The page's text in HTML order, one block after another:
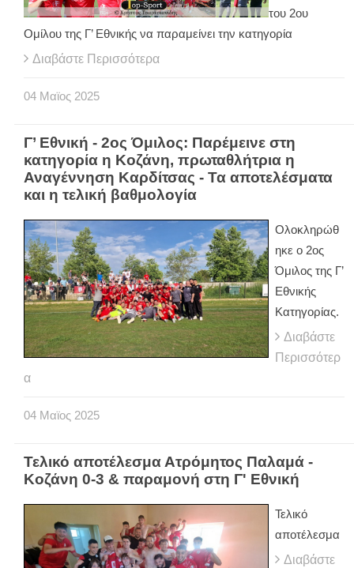
του 2ου
Ομίλου της Γ’ Εθνικής να παραμείνει την κατηγορία
Διαβάστε Περισσότερα
04 Μαϊος 2025
Γ’ Εθνική - 2ος Όμιλος: Παρέμεινε στη
κατηγορία η Κοζάνη, πρωταθλήτρια η
Αναγέννηση Καρδίτσας - Τα αποτελέσματα
και η τελική βαθμολογία
Ολοκληρώθ
ηκε ο 2ος
Όμιλος της Γ’
Εθνικής
Κατηγορίας.
Διαβάστε
Περισσότερ
α
04 Μαϊος 2025
Τελικό αποτέλεσμα Ατρόμητος Παλαμά -
Κοζάνη 0-3 & παραμονή στη Γ' Εθνική
Τελικό
αποτέλεσμα
Διαβάστε